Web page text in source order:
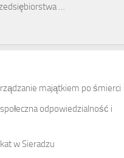
…
majątkiem po śmierci
odpowiedzialność i
w Sieradzu